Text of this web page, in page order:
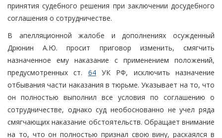
принятия судебного решения при заключении досудебного
соглашения о сотрудничестве.
В апелляционной жалобе и дополнениях осужденный
Дрюнин А.Ю. просит приговор изменить, смягчить
назначенное ему наказание с применением положений,
предусмотренных ст. 64УК РФ, исключить назначение
отбывания части наказания в тюрьме. Указывает на то, что
он полностью выполнил все условия по соглашению о
сотрудничестве, однако суд необоснованно не учел ряда
смягчающих наказание обстоятельств. Обращает внимание
на то, что он полностью признал свою вину, раскаялся в